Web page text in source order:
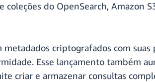
do OpenSearch, Amazon
criptografados com suas
Esse lançamento também
criar e armazenar consultas